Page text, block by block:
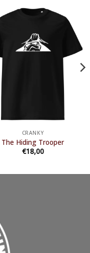
CRANKY
The Hiding Trooper
€18,00